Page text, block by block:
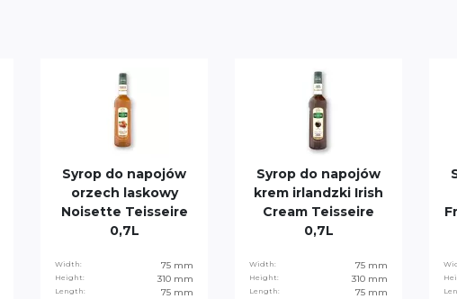
Syrop do napojów
orzech laskowy
Noisette Teisseire
0,7L
Width: 75 mm
Height: 310 mm
Length: 75 mm
Syrop do napojów
krem irlandzki Irish
Cream Teisseire
0,7L
Width: 75 mm
Height: 310 mm
Length: 75 mm